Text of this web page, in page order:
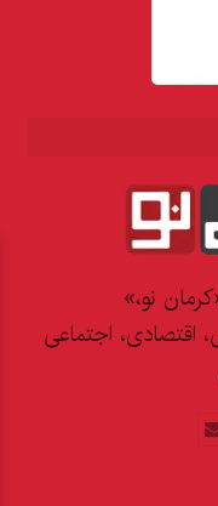
نو،»
اقتصادی، اجتماعی